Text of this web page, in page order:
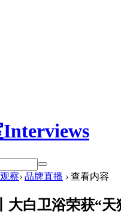
Interviews
察› 品牌直播 › 查看内容
大白卫浴荣获“